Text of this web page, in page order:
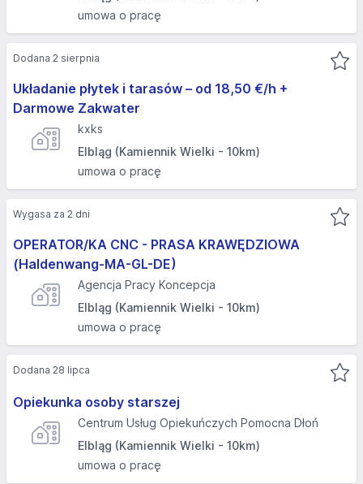
umowa o pracę
Układanie płytek i tarasów – od 18,50 €/h +
Darmowe Zakwater
kxks
Elbląg (Kamiennik Wielki - 10km)
umowa o pracę
Dodana 2 sierpnia
OPERATOR/KA CNC - PRASA KRAWĘDZIOWA
(Haldenwang-MA-GL-DE)
Agencja Pracy Koncepcja
Elbląg (Kamiennik Wielki - 10km)
umowa o pracę
Wygasa za 2 dni
Opiekunka osoby starszej
Centrum Usług Opiekuńczych Pomocna Dłoń
Elbląg (Kamiennik Wielki - 10km)
umowa o pracę
Dodana 28 lipca